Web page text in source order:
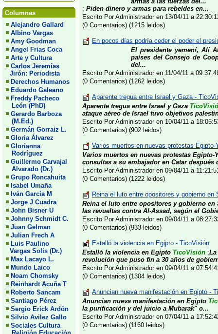
Columnas
Alejandro Gallard
Albino Vargas
Amy Goodman
Angel Frias Coca
Arte y Cultura
Carlos Jeremías
Jirón: Periodista
Derechos Humanos
Eduardo Galeano
Freddy Pacheco
León (PhD)
Gerardo Barboza
(M.Ed.)
Germán Gorraiz L.
Gloria Álvarez
Glorianna
Rodríguez
Guillermo Carvajal
Alvarado (Dr.)
Grupo Roncahuita
Isabel Umaña
Iván García M
Jorge J Cuadra
John Bisner U
Johnny Schmidt C.
Juan Gelman
Julian Frech A
Luis Paulino
Vargas Solis (Dr.)
Max Lacayo L.
Mundo Laico
Noam Chomsky
Reinhardt Acuña T
Roberto Sancam
Santiago Pérez
Sergio Erick Ardón
Silvio Avilez Gallo
Sociales Cultura
; Piden dinero y armas para rebeldes en...
Escrito Por Administrador en 13/04/11 a
(0 Comentarios) (1215 leidos)
En pocos días podría ceder el poder el
El presidente yemení, Alí
países del Consejo de
del...
Escrito Por Administrador en 11/04/11 a
(0 Comentarios) (1262 leidos)
Aparente tregua entre Israel y Gaza -
Aparente tregua entre Israel y Gaza
ataque aéreo de Israel tuvo objetivos
Escrito Por Administrador en 10/04/11 a
(0 Comentarios) (902 leidos)
Varios muertos en nuevas protestas Egipto-
Varios muertos en nuevas protestas Egipto-
consultas a su embajador en Catar después
Escrito Por Administrador en 09/04/11 a
(0 Comentarios) (1222 leidos)
Reina el luto entre opositores y gobierno en
Reina el luto entre opositores y gobierno en
las revueltas contra Al-Assad, según el
Escrito Por Administrador en 09/04/11 a
(0 Comentarios) (933 leidos)
Estalló la violencia en Egipto - TicoVisión
Estalló la violencia en Egipto TicoVisión ;
revolución que puso fin a 30 años de
Escrito Por Administrador en 09/04/11 a
(0 Comentarios) (1304 leidos)
Anuncian nueva manifestación en Egipto -
Anuncian nueva manifestación en Egipto
la purificación y del juicio a Mubarak" o...
Escrito Por Administrador en 07/04/11 a
(0 Comentarios) (1160 leidos)